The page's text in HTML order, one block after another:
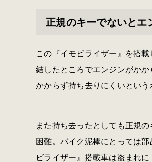
正規のキーでないとエ
この『イモビライザー』を搭
結したところでエンジンがか
かからず持ち去りにくいという
また持ち去ったとしても正規
困難。バイク泥棒にとっては
ビライザー』搭載車は盗まれに